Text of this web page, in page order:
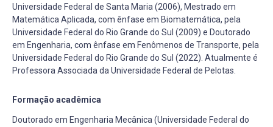
Universidade Federal de Santa Maria (2006), Mestrado em
Matemática Aplicada, com ênfase em Biomatemática, pela
Universidade Federal do Rio Grande do Sul (2009) e Doutorado
em Engenharia, com ênfase em Fenômenos de Transporte, pela
Universidade Federal do Rio Grande do Sul (2022). Atualmente é
Professora Associada da Universidade Federal de Pelotas.
Formação acadêmica
Doutorado em Engenharia Mecânica (Universidade Federal do